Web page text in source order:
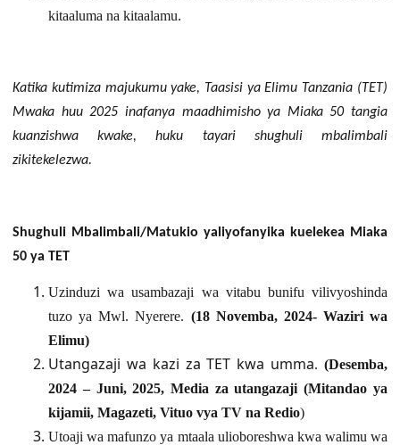
kitaaluma na kitaalamu.
Katika kutimiza majukumu yake, Taasisi ya Elimu Tanzania (TET)
Mwaka huu 2025 inafanya maadhimisho ya Miaka 50 tangia
kuanzishwa kwake, huku tayari shughuli mbalimbali
zikitekelezwa.
Shughuli Mbalimbali/Matukio yaliyofanyika kuelekea Miaka
50 ya TET
Uzinduzi wa usambazaji wa vitabu bunifu vilivyoshinda
tuzo ya Mwl. Nyerere. (18 Novemba, 2024- Waziri wa
Elimu)
Utangazaji wa kazi za TET kwa umma. (Desemba,
2024 – Juni, 2025,Media za utangazaji (Mitandao ya
kijamii, Magazeti, Vituo vya TV na Redio)
Utoaji wa mafunzo ya mtaala ulioboreshwa kwa walimu wa